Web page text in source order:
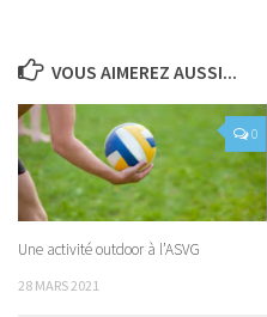
VOUS AIMEREZ AUSSI...
0
Une activité outdoor à l’ASVG
28 MARS 2021